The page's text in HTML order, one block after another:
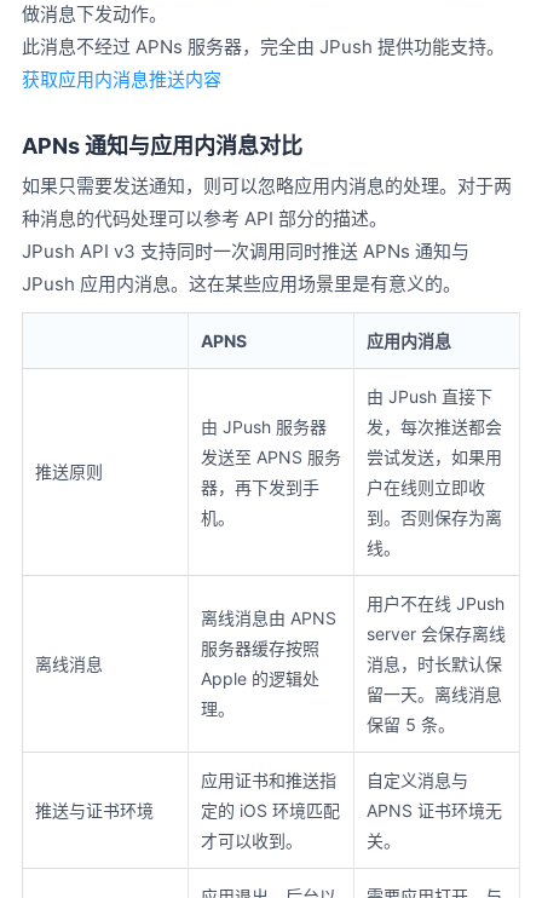
做消息下发动作。
此消息不经过 APNs 服务器，完全由 JPush 提供功能支持。
获取应用内消息推送内容
APNs 通知与应用内消息对比
如果只需要发送通知，则可以忽略应用内消息的处理。对于两
种消息的代码处理可以参考 API 部分的描述。
JPush API v3 支持同时一次调用同时推送 APNs 通知与
JPush 应用内消息。这在某些应用场景里是有意义的。
APNS 应用内消息
推送原则
由 JPush 服务器
发送至 APNS 服务
器，再下发到手
机。
由 JPush 直接下
发，每次推送都会
尝试发送，如果用
户在线则立即收
到。否则保存为离
线。
离线消息
离线消息由 APNS
服务器缓存按照
Apple 的逻辑处
理。
用户不在线 JPush
server 会保存离线
消息，时长默认保
留一天。离线消息
保留 5 条。
推送与证书环境
应用证书和推送指
定的 iOS 环境匹配
才可以收到。
自定义消息与
APNS 证书环境无
关。